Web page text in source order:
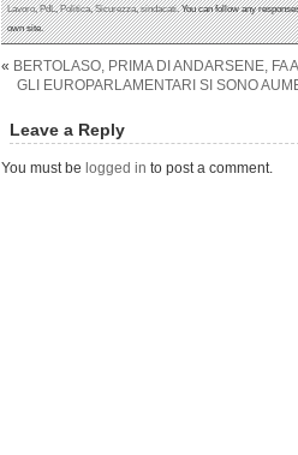
Lavoro,PdL,Politica,Sicurezza,sindacati. You can follow any
own site.
« BERTOLASO, PRIMA DI ANDARSENE, FA
GLI EUROPARLAMENTARI SI SONO
Leave a Reply
You must be logged in to post a comment.